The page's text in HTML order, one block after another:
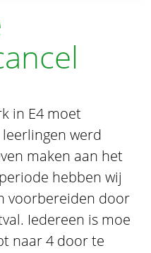
in E4 moet
werd
maken aan het
hebben wij
voorbereiden door
Iedereen is moe
naar 4 door te